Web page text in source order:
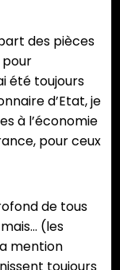
des pièces
pour
été toujours
d’Etat, je
à l’économie
pour ceux
de tous
(les
mention